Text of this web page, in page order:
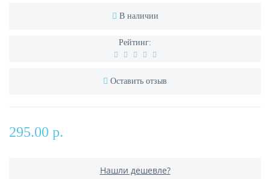
В наличии
Рейтинг:
Оставить отзыв
295.00 р.
Нашли дешевле?